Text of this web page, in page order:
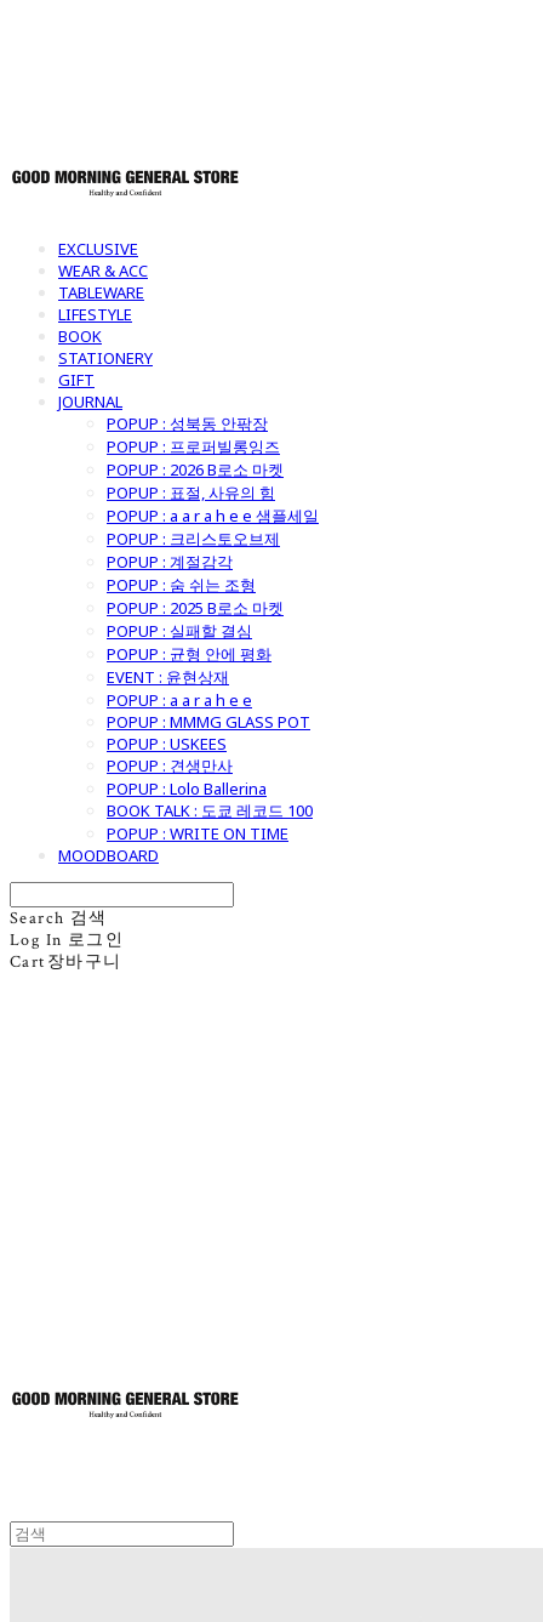
EXCLUSIVE
WEAR & ACC
TABLEWARE
LIFESTYLE
BOOK
STATIONERY
GIFT
JOURNAL
POPUP : 성북동 안팎장
POPUP : 프로퍼빌롱잉즈
POPUP : 2026 B로소 마켓
POPUP : 표절, 사유의 힘
POPUP : a a r a h e e 샘플세일
POPUP : 크리스토오브제
POPUP : 계절감각
POPUP : 숨 쉬는 조형
POPUP : 2025 B로소 마켓
POPUP : 실패할 결심
POPUP : 균형 안에 평화
EVENT : 윤현상재
POPUP : a a r a h e e
POPUP : MMMG GLASS POT
POPUP : USKEES
POPUP : 견생만사
POPUP : Lolo Ballerina
BOOK TALK : 도쿄 레코드 100
POPUP : WRITE ON TIME
MOODBOARD
Search 검색
Log In 로그인
Cart 장바구니